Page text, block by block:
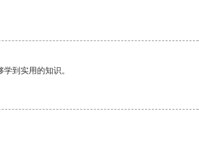
到实用的知识。